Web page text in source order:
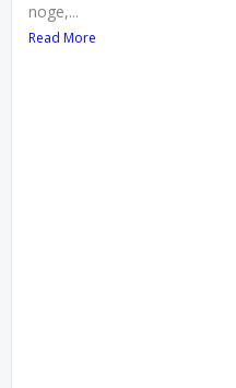
noge,...
Read More